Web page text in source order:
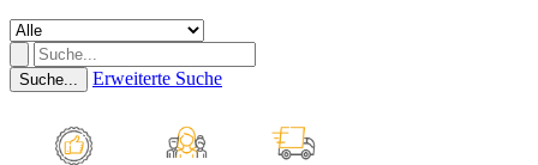
Suche... Erweiterte Suche